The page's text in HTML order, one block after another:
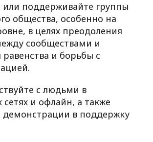
или поддерживайте группы
общества, особенно на
в целях преодоления
сообществами и
и борьбы с
с людьми в
сетях и офлайн, а также
в поддержку